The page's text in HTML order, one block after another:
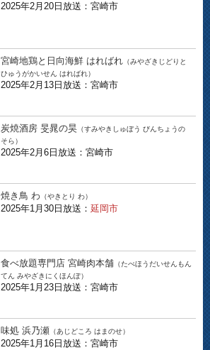
2025年2月20日放送：宮崎市
宮崎地鶏と日向海鮮 はればれ （みやざきじどりと
ひゅうがかいせん はればれ）
2025年2月13日放送：宮崎市
炭焼酒房 旻晁の昊 （すみやきしゅぼう びんちょうの
そら）
2025年2月6日放送：宮崎市
焼き鳥 わ （やきとり わ）
2025年1月30日放送： 延岡市
食べ放題専門店 宮崎肉本舗 （たべほうだいせんもん
てん みやざきにくほんぽ）
2025年1月23日放送：宮崎市
味処 浜乃瀬 （あじどころ はまのせ）
2025年1月16日放送：宮崎市